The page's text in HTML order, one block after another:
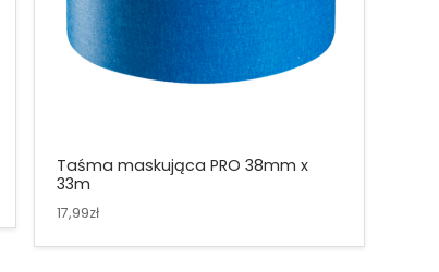
Taśma maskująca PRO 38mm x
33m
17,99zł